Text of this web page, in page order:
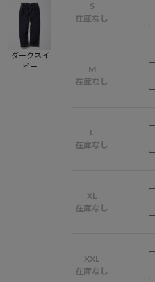
ダークネイ
ビー
S
在庫なし
M
在庫なし
L
在庫なし
XL
在庫なし
XXL
在庫なし